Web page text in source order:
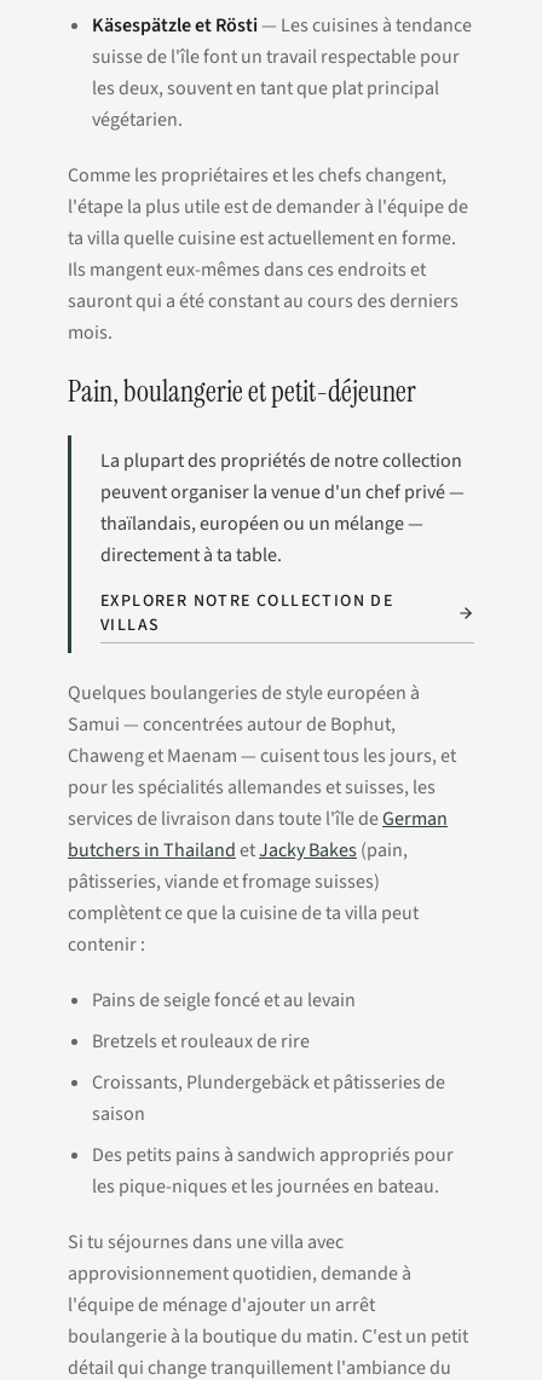
Käsespätzle et Rösti— Les cuisines à tendance
suisse de l'île font un travail respectable pour
les deux, souvent en tant que plat principal
végétarien.
Comme les propriétaires et les chefs changent,
l'étape la plus utile est de demander à l'équipe de
ta villa quelle cuisine est actuellement en forme.
Ils mangent eux-mêmes dans ces endroits et
sauront qui a été constant au cours des derniers
mois.
Pain, boulangerie et petit-déjeuner
La plupart des propriétés de notre collection
peuvent organiser la venue d'un chef privé —
thaïlandais, européen ou un mélange —
directement à ta table.
EXPLORER NOTRE COLLECTION DE
VILLAS
Quelques boulangeries de style européen à
Samui — concentrées autour de Bophut,
Chaweng et Maenam — cuisent tous les jours, et
pour les spécialités allemandes et suisses, les
services de livraison dans toute l'île deGerman
butchers in ThailandetJacky Bakes(pain,
pâtisseries, viande et fromage suisses)
complètent ce que la cuisine de ta villa peut
contenir :
Pains de seigle foncé et au levain
Bretzels et rouleaux de rire
Croissants, Plundergebäck et pâtisseries de
saison
Des petits pains à sandwich appropriés pour
les pique-niques et les journées en bateau.
Si tu séjournes dans une villa avec
approvisionnement quotidien, demande à
l'équipe de ménage d'ajouter un arrêt
boulangerie à la boutique du matin. C'est un petit
détail qui change tranquillement l'ambiance du